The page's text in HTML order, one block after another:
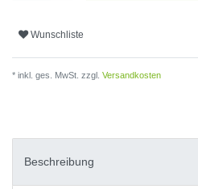
Wunschliste
* inkl. ges. MwSt. zzgl. Versandkosten
Beschreibung